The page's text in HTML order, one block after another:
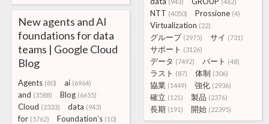
NTT (4050) Prossione (4)
Virtualization (22)
グループ (2975) サイ (731)
サポート (3126)
データ (7492) バート (48)
ラスト (87) 体制 (306)
協業 (1449) 強化 (2936)
確立 (121) 製品 (2376)
長期 (191) 開始 (22395)
New agents and AI
foundations for data
teams | Google Cloud
Blog
Agents (80) ai (6964)
and (3588) Blog (6655)
Cloud (2333) data (943)
for (5762) Foundation’s (10)